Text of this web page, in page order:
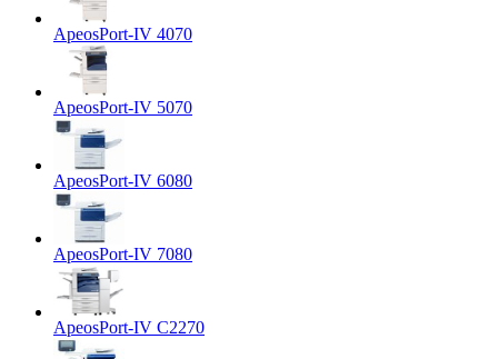
ApeosPort-IV 4070
ApeosPort-IV 5070
ApeosPort-IV 6080
ApeosPort-IV 7080
ApeosPort-IV C2270